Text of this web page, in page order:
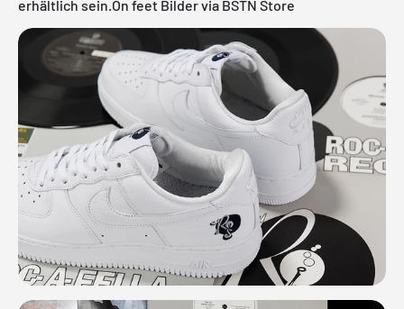
erhältlich sein.On feet Bilder via BSTN Store